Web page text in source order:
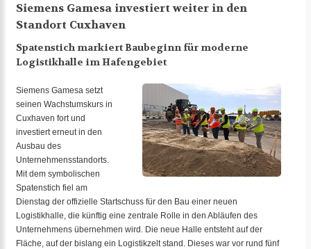
Siemens Gamesa investiert weiter in den
Standort Cuxhaven
Spatenstich markiert Baubeginn für moderne
Logistikhalle im Hafengebiet
Siemens Gamesa setzt
seinen Wachstumskurs in
Cuxhaven fort und
investiert erneut in den
Ausbau des
Unternehmensstandorts.
Mit dem symbolischen
Spatenstich fiel am
Dienstag der offizielle Startschuss für den Bau einer neuen
Logistikhalle, die künftig eine zentrale Rolle in den Abläufen des
Unternehmens übernehmen wird. Die neue Halle entsteht auf der
Fläche, auf der bislang ein Logistikzelt stand. Dieses war vor rund fünf